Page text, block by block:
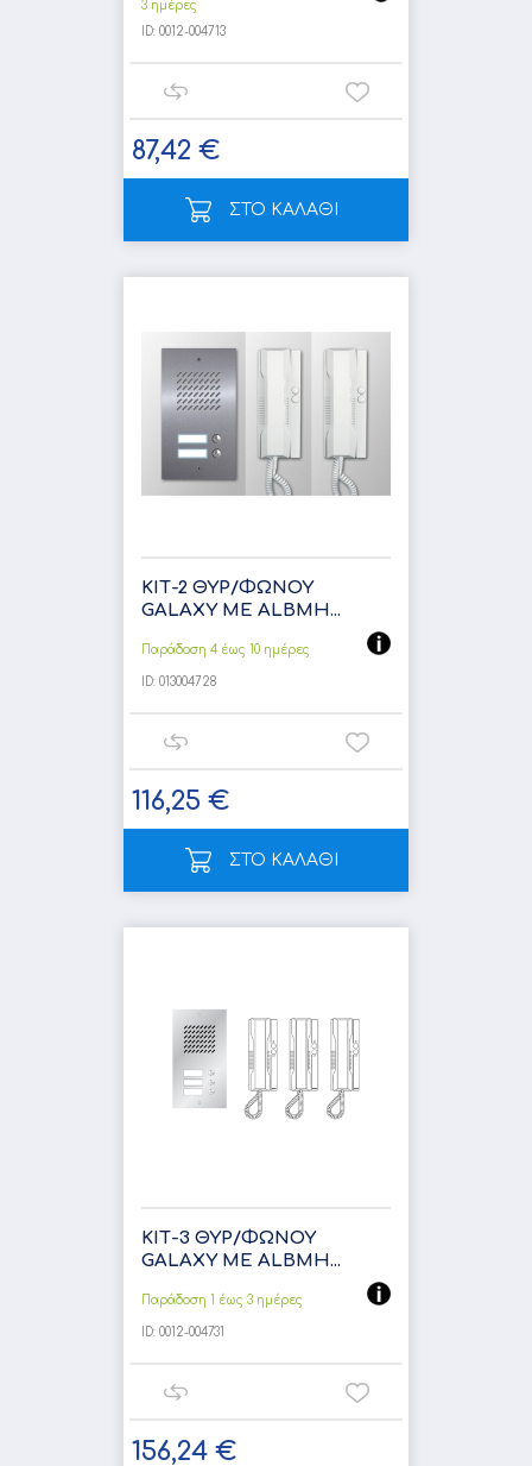
3 ημέρες
ID: 0012-004713
87,42 €
ΣΤΟ ΚΑΛΑΘΙ
ΚΙΤ-2 ΘΥΡ/ΦΩΝΟΥ
GALΑXY ΜΕ ALBMH...
Παράδοση 4 έως 10 ημέρες
ID: 013004728
116,25 €
ΣΤΟ ΚΑΛΑΘΙ
ΚΙΤ-3 ΘΥΡ/ΦΩΝΟΥ
GALΑXY ΜΕ ALBMH...
Παράδοση 1 έως 3 ημέρες
ID: 0012-004731
156,24 €